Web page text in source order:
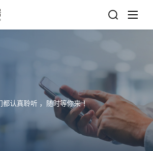
都认真聆听 ，随时等你来 ！